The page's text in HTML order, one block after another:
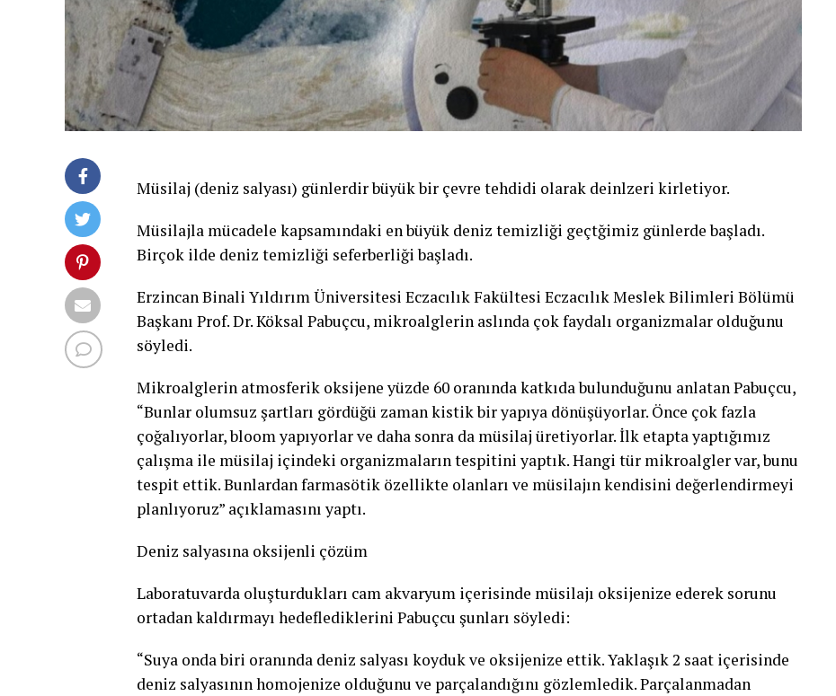
Müsilaj (deniz salyası) günlerdir büyük bir çevre tehdidi olarak deinlzeri kirletiyor.
Müsilajla mücadele kapsamındaki en büyük deniz temizliği geçtğimiz günlerde başladı.
Birçok ilde deniz temizliği seferberliği başladı.
Erzincan Binali Yıldırım Üniversitesi Eczacılık Fakültesi Eczacılık Meslek Bilimleri Bölümü
Başkanı Prof. Dr. Köksal Pabuçcu, mikroalglerin aslında çok faydalı organizmalar olduğunu
söyledi.
Mikroalglerin atmosferik oksijene yüzde 60 oranında katkıda bulunduğunu anlatan Pabuçcu,
“Bunlar olumsuz şartları gördüğü zaman kistik bir yapıya dönüşüyorlar. Önce çok fazla
çoğalıyorlar, bloom yapıyorlar ve daha sonra da müsilaj üretiyorlar. İlk etapta yaptığımız
çalışma ile müsilaj içindeki organizmaların tespitini yaptık. Hangi tür mikroalgler var, bunu
tespit ettik. Bunlardan farmasötik özellikte olanları ve müsilajın kendisini değerlendirmeyi
planlıyoruz” açıklamasını yaptı.
Deniz salyasına oksijenli çözüm
Laboratuvarda oluşturdukları cam akvaryum içerisinde müsilajı oksijenize ederek sorunu
ortadan kaldırmayı hedeflediklerini Pabuçcu şunları söyledi:
“Suya onda biri oranında deniz salyası koyduk ve oksijenize ettik. Yaklaşık 2 saat içerisinde
deniz salyasının homojenize olduğunu ve parçalandığını gözlemledik. Parçalanmadan